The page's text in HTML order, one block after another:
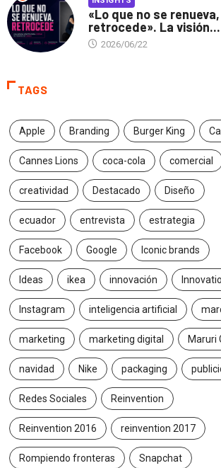
«Lo que no se renueva,
retrocede». La visión...
2026/06/22
TAGS
Apple Branding Burger King
Cannes Lions coca-cola comercial
creatividad Destacado Diseño
ecuador entrevista estrategia
Facebook Google Iconic brands
Ideas ikea innovación
Instagram inteligencia artificial
marketing marketing digital Maruri
navidad Nike packaging
Redes Sociales Reinvention
Reinvention 2016 reinvention 2017
Rompiendo fronteras Snapchat